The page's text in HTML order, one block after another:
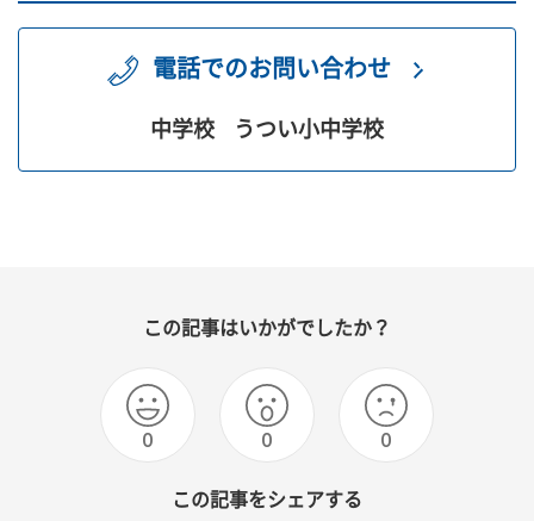
電話でのお問い合わせ
中学校 うつい小中学校
この記事はいかがでしたか？
0 0 0
この記事をシェアする